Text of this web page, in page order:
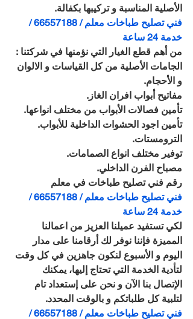
الأصلية المناسبة و تركيبها بكفالة.
فني تصليح طباخات معلم / 66557188 /
خدمة 24 ساعة
من أهم قطع الغيار التي نؤمنها في شركتنا :
الجامات الأصلية من كل القياسات و الالوان
و الأحجام.
مفاتيح أبواب افران الغاز.
تأمين فصالات الأبواب من مختلف انواعها.
تأمين اجود الحشوات الداخلية للأبواب.
الترومستات.
توفير مختلف انواع الصمامات.
مصباح الفرن الداخلي.
رقم فني تصليح طباخات في معلم
فني تصليح طباخات معلم / 66557188 /
خدمة 24 ساعة
لكي تستفيد عميلنا العزيز من اعمالنا
المميزة فإننا نوفر لك أرقامنا على مدار
اليوم و الأسبوع لنكون جاهزين في كل وقت
لتأدية الخدمة التي تحتاج إليها، يمكنك
الإتصال بنا الآن و نحن على إستعداد تام
لتلبية كل طلباتكم و بالوقت المحدد.
فني تصليح طباخات معلم / 66557188 /